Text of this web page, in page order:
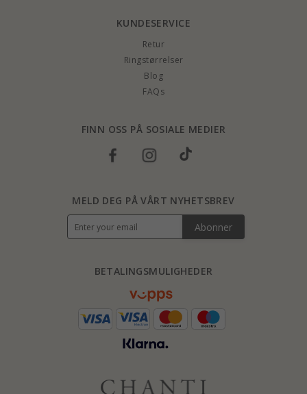
KUNDESERVICE
Retur
Ringstørrelser
Blog
FAQs
FINN OSS PÅ SOSIALE MEDIER
BETALINGSMULIGHEDER
MELD DEG PÅ VÅRT NYHETSBREV
Abonner